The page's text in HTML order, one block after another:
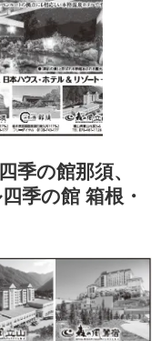
季の館那須、
季の館 箱根・